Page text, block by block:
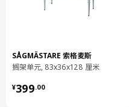
SÅGMÄSTARE 索格麦斯
搁架单元, 83x36x128 厘米
¥399.00
¥ 399.00